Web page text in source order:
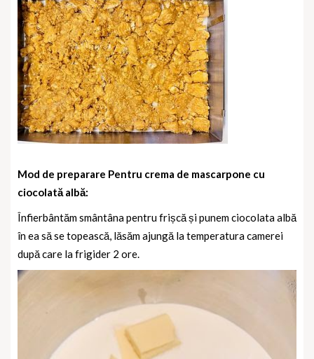
Mod de preparare Pentru crema de mascarpone cu
ciocolată albă:
Înfierbântăm smântâna pentru frișcă și punem ciocolata albă
în ea să se topească, lăsăm ajungă la temperatura camerei
după care la frigider 2 ore.